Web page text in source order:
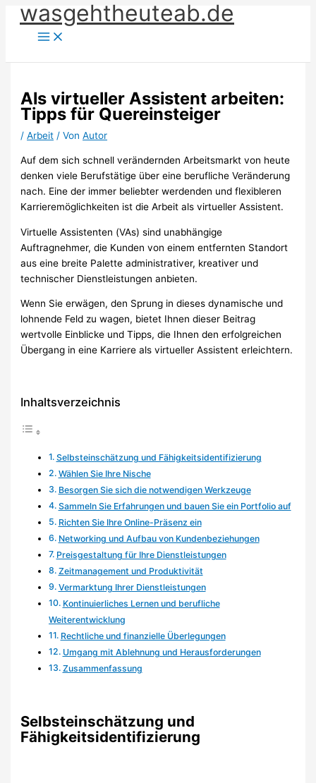
Zum
Inhalt
springen
wasgehtheuteab.de
Als virtueller Assistent arbeiten:
Tipps für Quereinsteiger
/Arbeit / VonAutor
Auf dem sich schnell verändernden Arbeitsmarkt von heute
denken viele Berufstätige über eine berufliche Veränderung
nach. Eine der immer beliebter werdenden und flexibleren
Karrieremöglichkeiten ist die Arbeit als virtueller Assistent.
Virtuelle Assistenten (VAs) sind unabhängige
Auftragnehmer, die Kunden von einem entfernten Standort
aus eine breite Palette administrativer, kreativer und
technischer Dienstleistungen anbieten.
Wenn Sie erwägen, den Sprung in dieses dynamische und
lohnende Feld zu wagen, bietet Ihnen dieser Beitrag
wertvolle Einblicke und Tipps, die Ihnen den erfolgreichen
Übergang in eine Karriere als virtueller Assistent erleichtern.
Inhaltsverzeichnis
Selbsteinschätzung und Fähigkeitsidentifizierung
Wählen Sie Ihre Nische
Besorgen Sie sich die notwendigen Werkzeuge
Sammeln Sie Erfahrungen und bauen Sie ein Portfolio auf
Richten Sie Ihre Online-Präsenz ein
Networking und Aufbau von Kundenbeziehungen
Preisgestaltung für Ihre Dienstleistungen
Zeitmanagement und Produktivität
Vermarktung Ihrer Dienstleistungen
Kontinuierliches Lernen und berufliche
Weiterentwicklung
Rechtliche und finanzielle Überlegungen
Umgang mit Ablehnung und Herausforderungen
Zusammenfassung
Selbsteinschätzung und
Fähigkeitsidentifizierung